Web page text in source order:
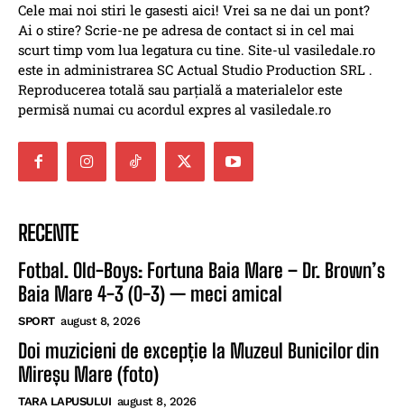
Cele mai noi stiri le gasesti aici! Vrei sa ne dai un pont?
Ai o stire? Scrie-ne pe adresa de contact si in cel mai
scurt timp vom lua legatura cu tine. Site-ul vasiledale.ro
este in administrarea SC Actual Studio Production SRL .
Reproducerea totală sau parțială a materialelor este
permisă numai cu acordul expres al vasiledale.ro
RECENTE
Fotbal. Old-Boys: Fortuna Baia Mare – Dr. Brown’s
Baia Mare 4-3 (0-3) — meci amical
SPORT august 8, 2026
Doi muzicieni de excepție la Muzeul Bunicilor din
Mireșu Mare (foto)
TARA LAPUSULUI august 8, 2026